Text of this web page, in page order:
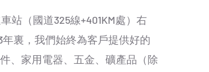
站（國道325線+401KM處）右
裏，我們始終為客戶提供好的
、家用電器、五金、礦產品（除